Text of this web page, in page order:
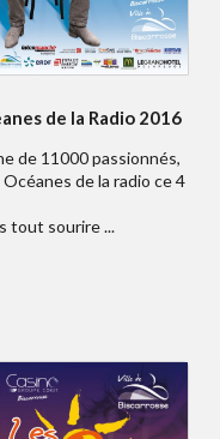
de la Radio 2016
de 11000 passionnés,
de la radio ce 4
tout sourire ...